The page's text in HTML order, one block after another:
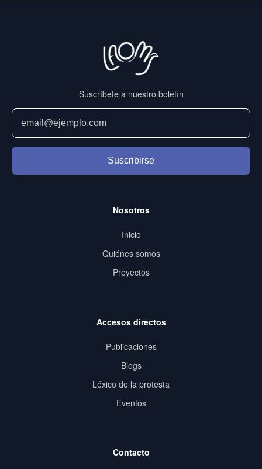
Suscríbete a nuestro boletín
Suscribirse
Nosotros
Inicio
Quiénes somos
Proyectos
Accesos directos
Publicaciones
Blogs
Léxico de la protesta
Eventos
Contacto